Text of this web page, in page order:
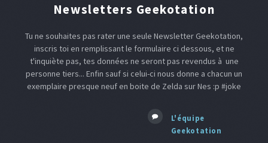
Newsletters Geekotation
Tu ne souhaites pas rater une seule Newsletter Geekotation,
inscris toi en remplissant le formulaire ci dessous, et ne
t'inquiète pas, tes données ne seront pas revendus à une
personne tiers... Enfin sauf si celui-ci nous donne a chacun un
exemplaire presque neuf en boite de Zelda sur Nes :p #joke
L'équipe
Geekotation